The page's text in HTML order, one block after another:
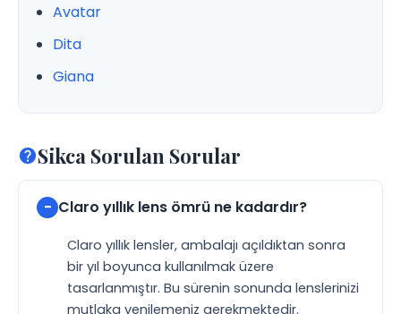
Avatar
Dita
Giana
Sikca Sorulan Sorular
Claro yıllık lens ömrü ne kadardır?
Claro yıllık lensler, ambalajı açıldıktan sonra
bir yıl boyunca kullanılmak üzere
tasarlanmıştır. Bu sürenin sonunda lenslerinizi
mutlaka yenilemeniz gerekmektedir.